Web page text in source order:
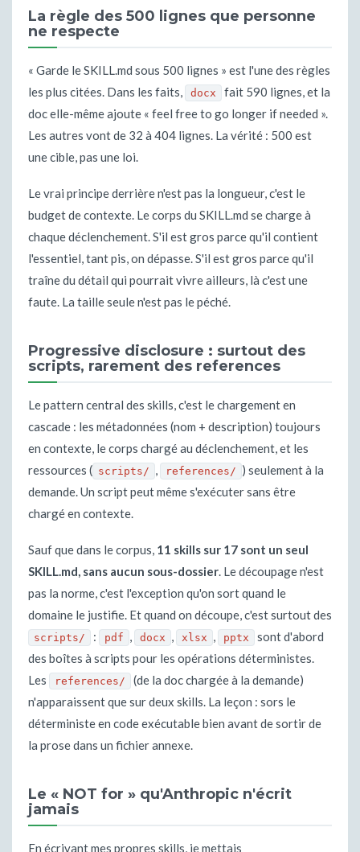
La règle des 500 lignes que personne
ne respecte
« Garde le SKILL.md sous 500 lignes » est l'une des règles
les plus citées. Dans les faits,
docx
fait 590 lignes, et la
doc elle-même ajoute « feel free to go longer if needed ».
Les autres vont de 32 à 404 lignes. La vérité : 500 est
une cible, pas une loi.
Le vrai principe derrière n'est pas la longueur, c'est le
budget de contexte. Le corps du SKILL.md se charge à
chaque déclenchement. S'il est gros parce qu'il contient
l'essentiel, tant pis, on dépasse. S'il est gros parce qu'il
traîne du détail qui pourrait vivre ailleurs, là c'est une
faute. La taille seule n'est pas le péché.
Progressive disclosure : surtout des
scripts, rarement des references
Le pattern central des skills, c'est le chargement en
cascade : les métadonnées (nom + description) toujours
en contexte, le corps chargé au déclenchement, et les
ressources ( scripts/ , references/ ) seulement à la
demande. Un script peut même s'exécuter sans être
chargé en contexte.
Sauf que dans le corpus, 11 skills sur 17 sont un seul
SKILL.md, sans aucun sous-dossier. Le découpage n'est
pas la norme, c'est l'exception qu'on sort quand le
domaine le justifie. Et quand on découpe, c'est surtout des
scripts/ : pdf , docx , xlsx , pptx
sont d'abord
des boîtes à scripts pour les opérations déterministes.
Les
references/
(de la doc chargée à la demande)
n'apparaissent que sur deux skills. La leçon : sors le
déterministe en code exécutable bien avant de sortir de
la prose dans un fichier annexe.
Le « NOT for » qu'Anthropic n'écrit
jamais
En écrivant mes propres skills, je mettais